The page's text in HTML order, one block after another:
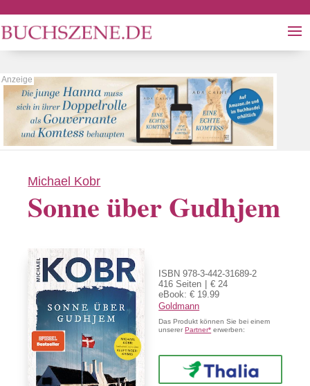
Michael Kobr
Sonne über Gudhjem
ISBN 978-3-442-31689-2
416 Seiten
€ 24
eBook: € 19.99
Goldmann
Das Produkt können Sie bei einem
unsererPartner* erwerben:
Thalia